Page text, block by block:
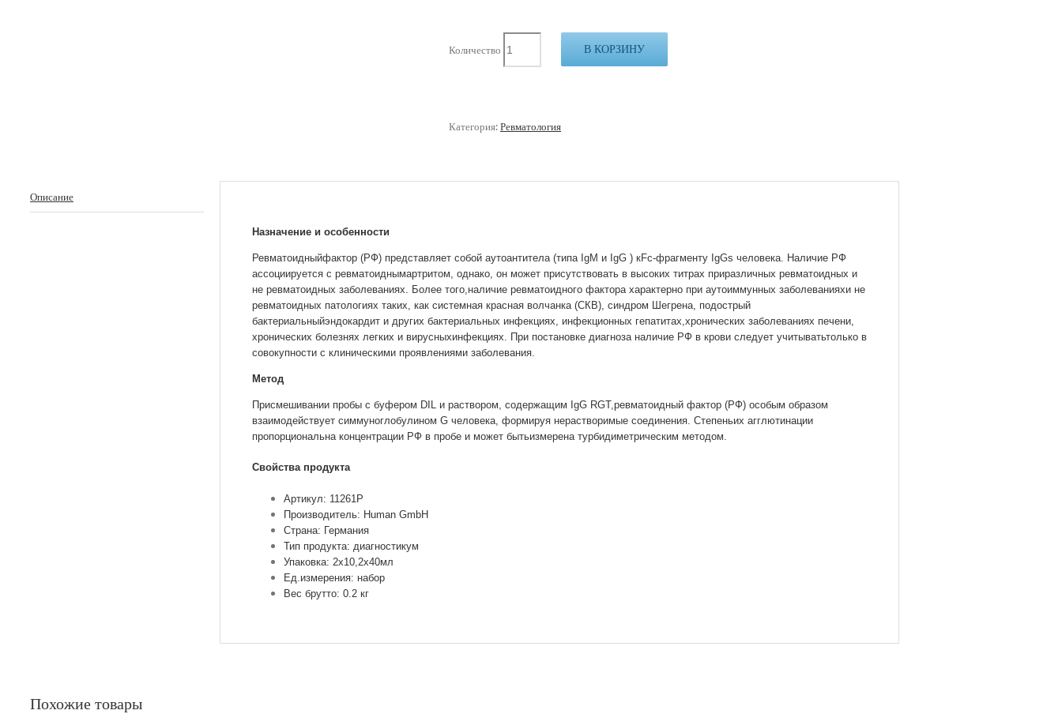
Количество В КОРЗИНУ
Категория:Ревматология
Описание
Назначение и особенности
Ревматоидныйфактор (РФ) представляет собой аутоантитела (типа IgM и IgG ) кFc-фрагменту IgGs человека. Наличие РФ
ассоциируется с ревматоиднымартритом, однако, он может присутствовать в высоких титрах приразличных ревматоидных и
не ревматоидных заболеваниях. Более того,наличие ревматоидного фактора характерно при аутоиммунных заболеванияхи не
ревматоидных патологиях таких, как системная красная волчанка (СКВ), синдром Шегрена, подострый
бактериальныйэндокардит и других бактериальных инфекциях, инфекционных гепатитах,хронических заболеваниях печени,
хронических болезнях легких и вирусныхинфекциях. При постановке диагноза наличие РФ в крови следует учитыватьтолько в
совокупности с клиническими проявлениями заболевания.
Метод
Присмешивании пробы с буфером DIL и раствором, содержащим IgG RGT,ревматоидный фактор (РФ) особым образом
взаимодействует симмуноглобулином G человека, формируя нерастворимые соединения. Степеньих агглютинации
пропорциональна концентрации РФ в пробе и может бытьизмерена турбидиметрическим методом.
Свойства продукта
Артикул: 11261P
Производитель: Human GmbH
Страна: Германия
Тип продукта: диагностикум
Упаковка: 2х10,2х40мл
Ед.измерения: набор
Вес брутто: 0.2 кг
Похожие товары